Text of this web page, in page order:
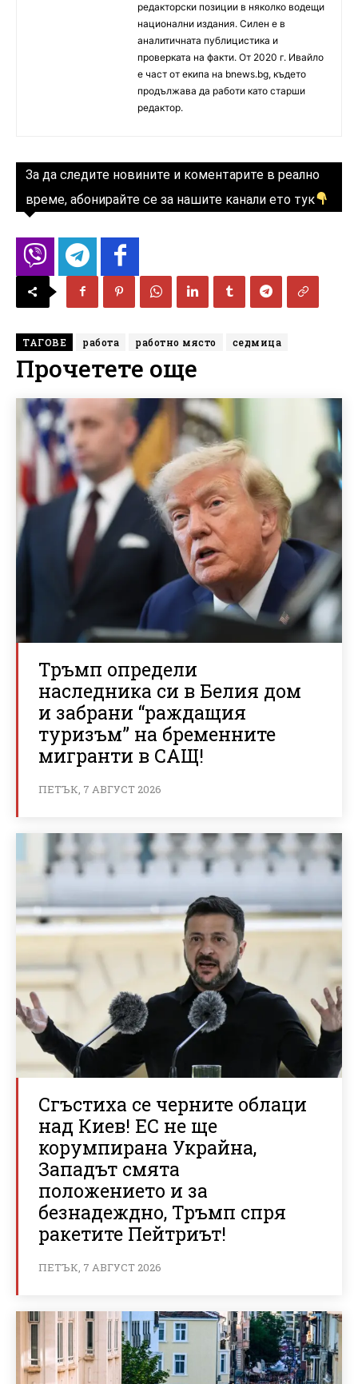
редакторски позиции в няколко водещи
национални издания. Силен е в
аналитичната публицистика и
проверката на факти. От 2020 г. Ивайло
е част от екипа на bnews.bg, където
продължава да работи като старши
редактор.
За да следите новините и коментарите в реално
време, абонирайте се за нашите канали ето тук
ТАГОВЕ работа работно място седмица
Прочетете още
Тръмп определи
наследника си в Белия дом
и забрани “раждащия
туризъм” на бременните
мигранти в САЩ!
ПЕТЪК, 7 АВГУСТ 2026
Сгъстиха се черните облаци
над Киев! ЕС не ще
корумпирана Украйна,
Западът смята
положението и за
безнадеждно, Тръмп спря
ракетите Пейтриът!
ПЕТЪК, 7 АВГУСТ 2026